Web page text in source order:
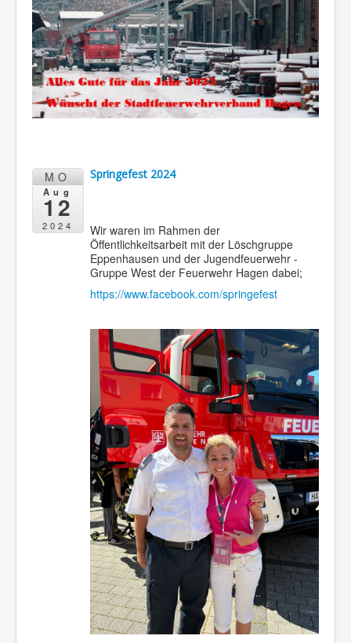
Berichte
Impressum
Datenschutz
MO
Aug
12
2024
Springefest 2024
Wir waren im Rahmen der
Öffentlichkeitsarbeit mit der Löschgruppe
Eppenhausen und der Jugendfeuerwehr -
Gruppe West der Feuerwehr Hagen dabei;
https://www.facebook.com/springefest